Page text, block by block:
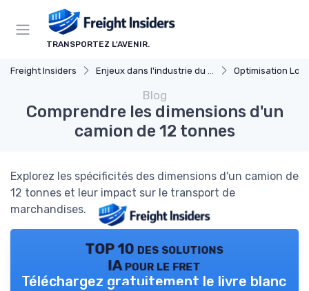
TRANSPORTEZ L'AVENIR.
Freight Insiders Enjeux dans l'industrie du fret Optimisation
Blog
Comprendre les dimensions d'un
camion de 12 tonnes
Explorez les spécificités des dimensions d'un camion de
12 tonnes et leur impact sur le transport de
marchandises.
TOP 10 des solutions
IA pour le fret
Téléchargez gratuitement le livre blanc
Panneau de gestion des cookies